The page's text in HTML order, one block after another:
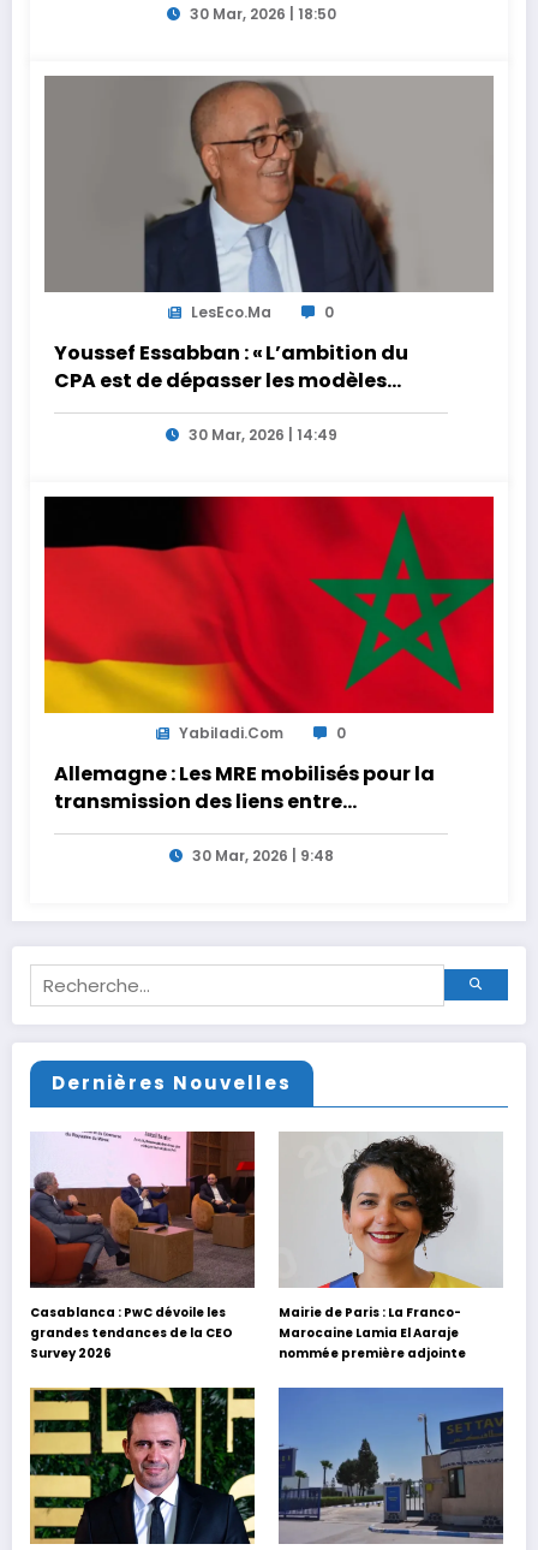
30 Mar, 2026 | 18:50
LesEco.ma 0
Youssef Essabban : « L’ambition du
CPA est de dépasser les modèles
traditionnels et académiques de
formation en s’appuyant sur le
30 Mar, 2026 | 14:49
Yabiladi.com 0
Allemagne : Les MRE mobilisés pour la
transmission des liens entre
générations
30 Mar, 2026 | 9:48
Dernières Nouvelles
Casablanca : PwC dévoile les
grandes tendances de la CEO
Survey 2026
Mairie de Paris : La Franco-
Marocaine Lamia El Aaraje
nommée première adjointe